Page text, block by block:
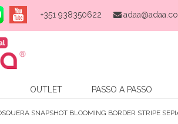
+351 938350622
OUTLET PASSO A PASSO
SNAPSHOT BLOOMING BORDER STRIPE